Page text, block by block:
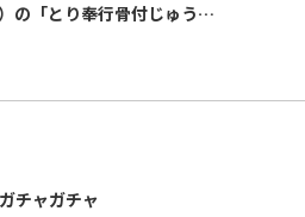
の「とり奉行骨付じゅう…
チャガチャ